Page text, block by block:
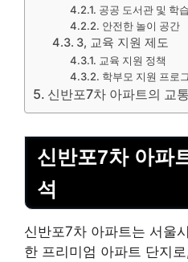
공공 도서관 및 학
안전한 놀이 공간
3, 교육 지원 제도
교육 지원 정책
학부모 지원 프로
신반포7차 아파트의 교
신반포7차 아파
석
신반포7차 아파트는 서울
한 프리미엄 아파트 단지